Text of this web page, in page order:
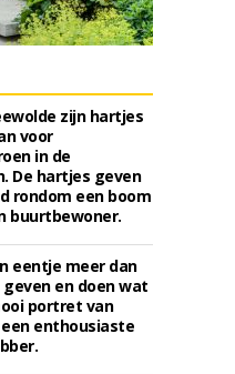
zijn hartjes
voor
in de
De hartjes geven
rondom een boom
buurtbewoner.
eentje meer dan
en doen wat
portret van
enthousiaste